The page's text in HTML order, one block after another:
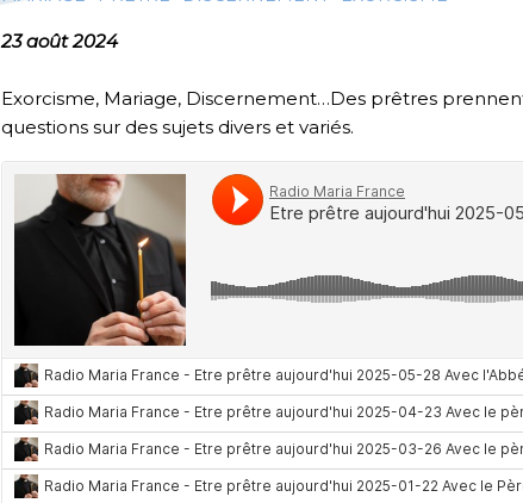
23 août 2024
Exorcisme, Mariage, Discernement…Des prêtres
questions sur des sujets divers et variés.